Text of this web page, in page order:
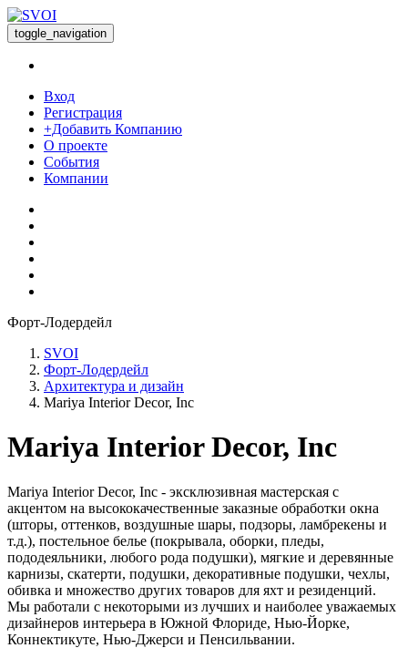
toggle_navigation
Вход
Регистрация
+Добавить Компанию
О проекте
События
Компании
Форт-Лодердейл
SVOI
Форт-Лодердейл
Архитектура и дизайн
Mariya Interior Decor, Inc
Mariya Interior Decor, Inc
Mariya Interior Decor, Inc - эксклюзивная мастерская с
акцентом на высококачественные заказные обработки окна
(шторы, оттенков, воздушные шары, подзоры, ламбрекены и
т.д.), постельное белье (покрывала, оборки, пледы,
пододеяльники, любого рода подушки), мягкие и деревянные
карнизы, скатерти, подушки, декоративные подушки, чехлы,
обивка и множество других товаров для яхт и резиденций.
Мы работали с некоторыми из лучших и наиболее уважаемых
дизайнеров интерьера в Южной Флориде, Нью-Йорке,
Коннектикуте, Нью-Джерси и Пенсильвании.